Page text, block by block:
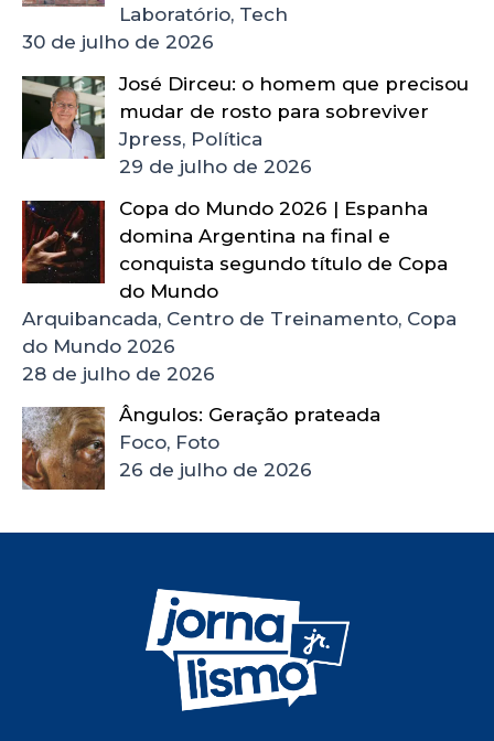
Laboratório, Tech
30 de julho de 2026
José Dirceu: o homem que precisou
mudar de rosto para sobreviver
Jpress, Política
29 de julho de 2026
Copa do Mundo 2026 | Espanha
domina Argentina na final e
conquista segundo título de Copa
do Mundo
Arquibancada, Centro de Treinamento, Copa
do Mundo 2026
28 de julho de 2026
Ângulos: Geração prateada
Foco, Foto
26 de julho de 2026